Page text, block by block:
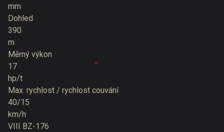
mm
Dohled
390
m
Měrný výkon
17
hp/t
Max. rychlost / rychlost couvání
40/15
km/h
VIII
BZ-176